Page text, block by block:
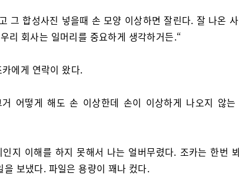
그 합성사진 넣을때 손 모양 이상하면 잘린다. 잘 나온
리 회사는 일머리를 중요하게 생각하거든.“
에게 연락이 왔다.
거 어떻게 해도 손 이상한데 손이 이상하게 나오지 않는
지 이해를 하지 못해서 나는 얼버무렸다. 조카는 한번
을 보냈다. 파일은 용량이 꽤나 컸다.